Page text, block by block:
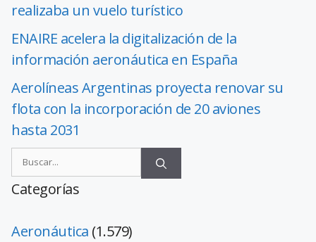
realizaba un vuelo turístico
ENAIRE acelera la digitalización de la
información aeronáutica en España
Aerolíneas Argentinas proyecta renovar su
flota con la incorporación de 20 aviones
hasta 2031
Categorías
Aeronáutica (1.579)